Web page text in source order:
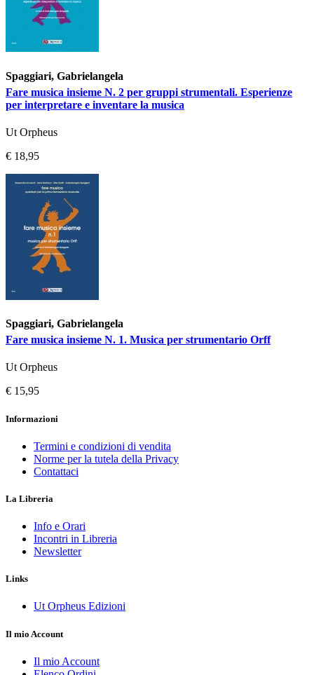
Spaggiari, Gabrielangela
Fare musica insieme N. 2 per gruppi strumentali. Esperienze
per interpretare e inventare la musica
Ut Orpheus
€ 18,95
Spaggiari, Gabrielangela
Fare musica insieme N. 1. Musica per strumentario Orff
Ut Orpheus
€ 15,95
Informazioni
Termini e condizioni di vendita
Norme per la tutela della Privacy
Contattaci
La Libreria
Info e Orari
Incontri in Libreria
Newsletter
Links
Ut Orpheus Edizioni
Il mio Account
Il mio Account